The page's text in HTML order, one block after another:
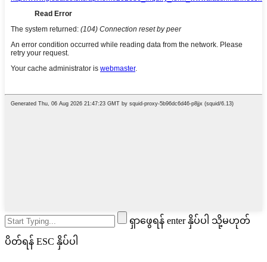
ရှာဖွေရန် enter နှိပ်ပါ သို့မဟုတ်
ပိတ်ရန် ESC နှိပ်ပါ